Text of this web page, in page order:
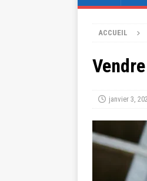
ACCUEIL
janvier 3,